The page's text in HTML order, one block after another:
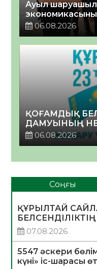
Ауыл
экономикасының
06.08.2026
ҚОҒАМДЫҚ
ДАМУЫНЫҢ
06.08.2026
Соңғы
ҚҰРЫЛТАЙ
БЕЛСЕНДІЛІКТІҢ
07.08.2026
5547 әскери
күні» іс-шарасы